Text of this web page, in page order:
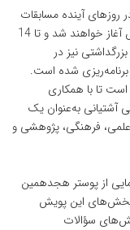
روزهای آینده مسابقات
ادبی و هنری و سایر برنامه‌ها نیز در قالب این پویش آغاز خواهند شد و تا 14
نیز در
شده است.
است تا با همکاری
به‌عنوان یک
فرهنگی، پژوهشی و
از پوستر هجدهمین
بخش‌های این پویش
سؤالات